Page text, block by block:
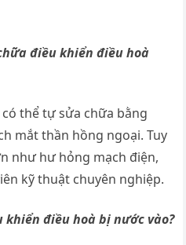
điều khiển điều hoà
thể tự sửa chữa bằng
mắt thần hồng ngoại. Tuy
như hư hỏng mạch điện,
kỹ thuật chuyên nghiệp.
khiển điều hoà bị nước vào?